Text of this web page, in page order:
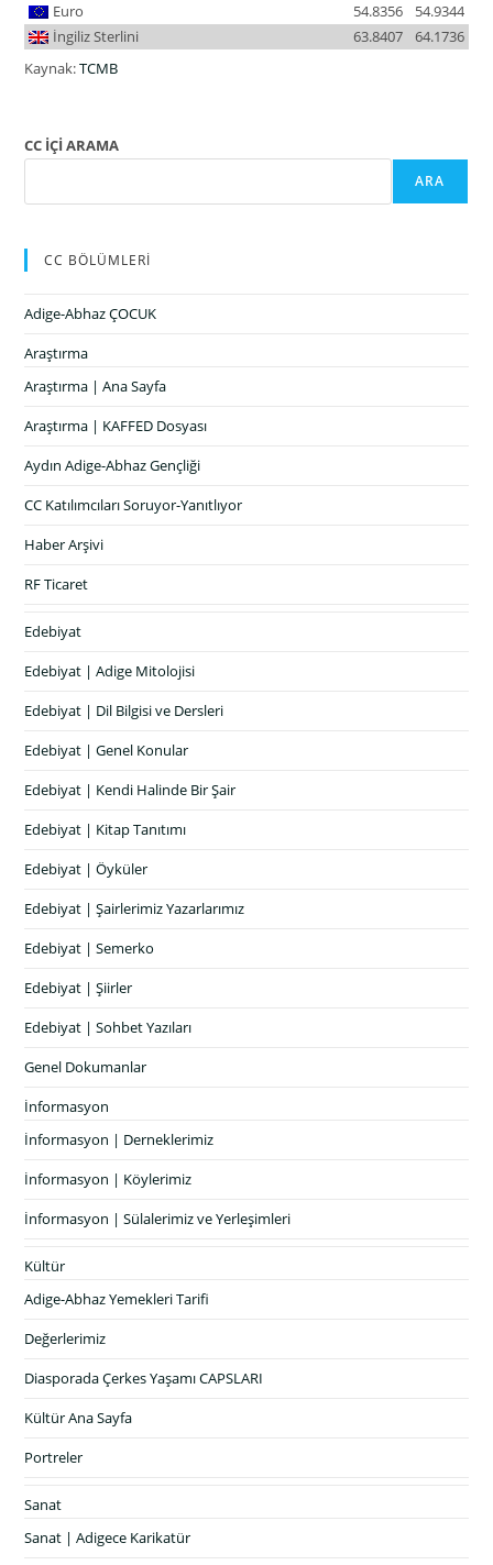
Euro 54.9344
54.8356
İngiliz Sterlini
64.1736
63.8407
Kaynak:TCMB
CC İÇİ ARAMA
ARA
CC BÖLÜMLERİ
Adige-Abhaz ÇOCUK
Araştırma
Araştırma | Ana Sayfa
Araştırma | KAFFED Dosyası
Aydın Adige-Abhaz Gençliği
CC Katılımcıları Soruyor-Yanıtlıyor
Haber Arşivi
RF Ticaret
Edebiyat
Edebiyat | Adige Mitolojisi
Edebiyat | Dil Bilgisi ve Dersleri
Edebiyat | Genel Konular
Edebiyat | Kendi Halinde Bir Şair
Edebiyat | Kitap Tanıtımı
Edebiyat | Öyküler
Edebiyat | Şairlerimiz Yazarlarımız
Edebiyat | Semerko
Edebiyat | Şiirler
Edebiyat | Sohbet Yazıları
Genel Dokumanlar
İnformasyon
İnformasyon | Derneklerimiz
İnformasyon | Köylerimiz
İnformasyon | Sülalerimiz ve Yerleşimleri
Kültür
Adige-Abhaz Yemekleri Tarifi
Değerlerimiz
Diasporada Çerkes Yaşamı CAPSLARI
Kültür Ana Sayfa
Portreler
Sanat
Sanat | Adigece Karikatür